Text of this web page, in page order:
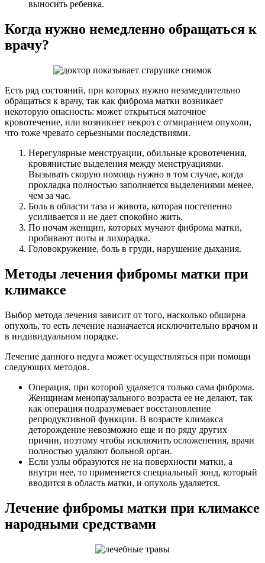
выносить ребенка.
Когда нужно немедленно обращаться к
врачу?
Есть ряд состояний, при которых нужно незамедлительно
обращаться к врачу, так как фиброма матки возникает
некоторую опасность: может открыться маточное
кровотечение, или возникнет некроз с отмиранием опухоли,
что тоже чревато серьезными последствиями.
Нерегулярные менструации, обильные кровотечения,
кровянистые выделения между менструациями.
Вызывать скорую помощь нужно в том случае, когда
прокладка полностью заполняется выделениями менее,
чем за час.
Боль в области таза и живота, которая постепенно
усиливается и не дает спокойно жить.
По ночам женщин, которых мучают фиброма матки,
пробивают поты и лихорадка.
Головокружение, боль в груди, нарушение дыхания.
Методы лечения фибромы матки при
климаксе
Выбор метода лечения зависит от того, насколько обширна
опухоль, то есть лечение назначается исключительно врачом и
в индивидуальном порядке.
Лечение данного недуга может осуществляться при помощи
следующих методов.
Операция, при которой удаляется только сама фиброма.
Женщинам менопаузального возраста ее не делают, так
как операция подразумевает восстановление
репродуктивной функции. В возрасте климакса
деторождение невозможно еще и по ряду других
причин, поэтому чтобы исключить осложенения, врачи
полностью удаляют больной орган.
Если узлы образуются не на поверхности матки, а
внутри нее, то применяется специальный зонд, который
вводится в область матки, и опухоль удаляется.
Лечение фибромы матки при климаксе
народными средствами